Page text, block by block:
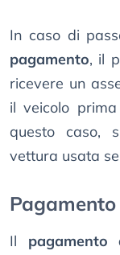
In caso di
pagamento, il
ricevere un
il veicolo
questo caso,
vettura usata
Il